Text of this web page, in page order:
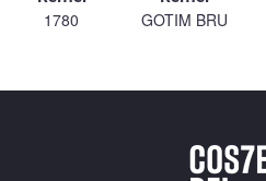
1780 GOTIM BRU